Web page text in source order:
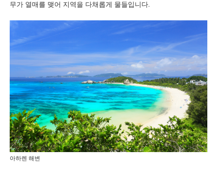
무가 열매를 맺어 지역을 다채롭게 물들입니다.
아하렌 해변